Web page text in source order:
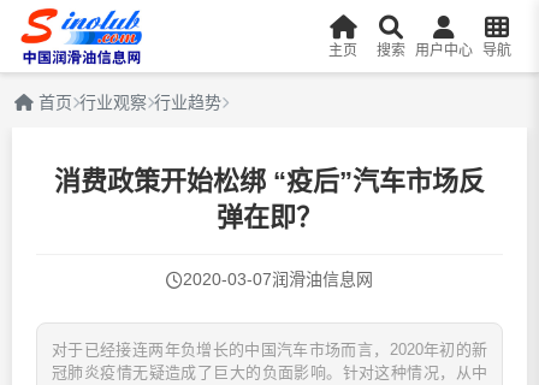
主页 搜索 用户中心 导航
首页 行业观察 行业趋势
消费政策开始松绑 “疫后”汽车市场反
弹在即？
2020-03-07润滑油信息网
对于已经接连两年负增长的中国汽车市场而言，2020年初的新
冠肺炎疫情无疑造成了巨大的负面影响。针对这种情况，从中